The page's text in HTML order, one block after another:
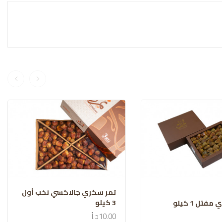
1 كيلو
تمر سكري جالاكسي نخب أول
3 كيلو
10.00د.أ